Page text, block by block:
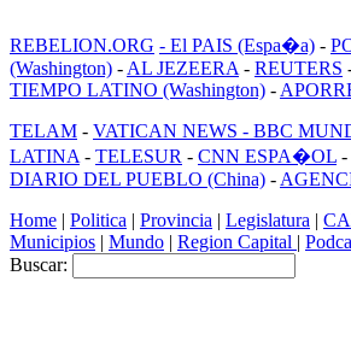
REBELION.ORG - El PAIS (Espa�a) -
(Washington) - AL JEZEERA - REUTERS
TIEMPO LATINO (Washington) -
TELAM - VATICAN NEWS - BBC
LATINA - TELESUR - CNN ESPA�OL -
DIARIO DEL PUEBLO (China) -
Home | Politica | Provincia | Legislatura |
Municipios | Mundo | Region Capital |
Buscar: